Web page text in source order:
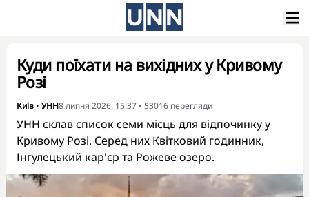
Куди поїхати на вихідних у Кривому
Розі
Київ • УНН8 липня 2026, 15:37 • 53016 перегляди
УНН склав список семи місць для відпочинку у
Кривому Розі. Серед них Квітковий годинник,
Інгулецький кар'єр та Рожеве озеро.